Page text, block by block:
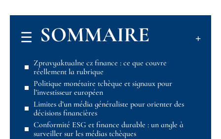
SOMMAIRE
Zpravyaktualne cz finance : ce que couvre
réellement la rubrique
Politique monétaire tchèque et signaux pour
l’investisseur européen
Limites d’un média généraliste pour orienter des
décisions financières
Conformité ESG et finance durable : un angle à
surveiller sur les médias tchèques